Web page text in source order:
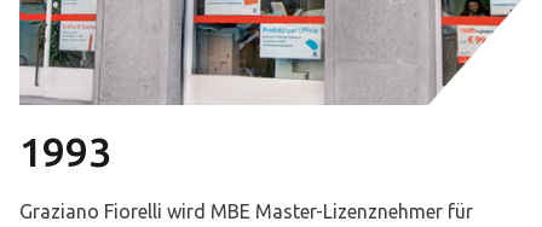
1993
Graziano Fiorelli wird MBE Master-Lizenznehmer für